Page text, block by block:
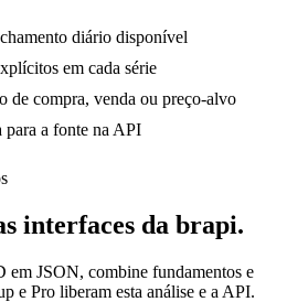
diário disponível
em cada série
de compra, venda ou preço-alvo
para a fonte na API
interfaces da brapi.
em JSON, combine fundamentos e
e Pro liberam esta análise e a API.